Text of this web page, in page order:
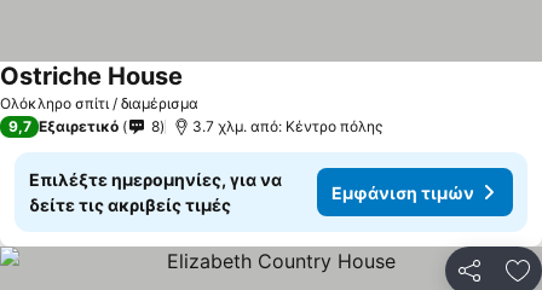
Ολόκληρο σπίτι / διαμέρισμα
Ostriche House
9,7 Εξαιρετικό 8 3.7 χλμ. από: Κέντρο πόλης
Επιλέξτε ημερομηνίες, για να
δείτε τις ακριβείς τιμές
Εμφάνιση τιμών